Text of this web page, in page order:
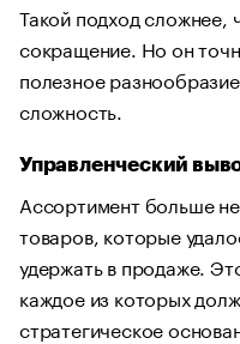
Такой подход сложнее,
сокращение. Но он
полезное
сложность.
Управленческий
Ассортимент больше
товаров, которые
удержать в продаже.
каждое из которых
стратегическое